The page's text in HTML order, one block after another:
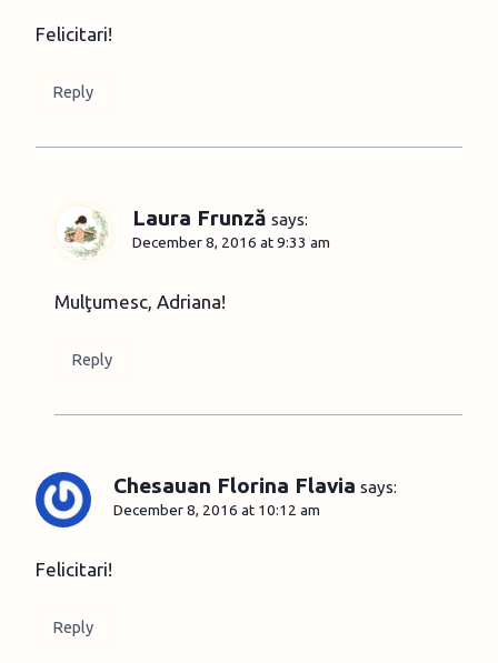
Felicitari!
Reply
Laura Frunză says:
December 8, 2016 at 9:33 am
Mulţumesc, Adriana!
Reply
Chesauan Florina Flavia says:
December 8, 2016 at 10:12 am
Felicitari!
Reply